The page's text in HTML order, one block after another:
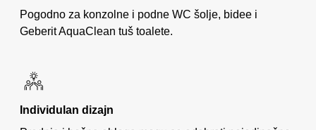
Pogodno za konzolne i podne WC šolje, bidee i
Geberit AquaClean tuš toalete.
Individulan dizajn